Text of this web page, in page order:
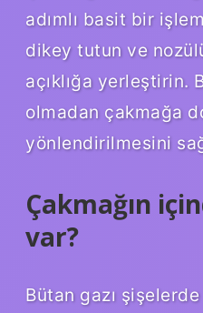
adımlı basit bir
dikey tutun ve
açıklığa yerleştirin.
olmadan çakmağa
yönlendirilmesini
Çakmağın
var?
Bütan gazı